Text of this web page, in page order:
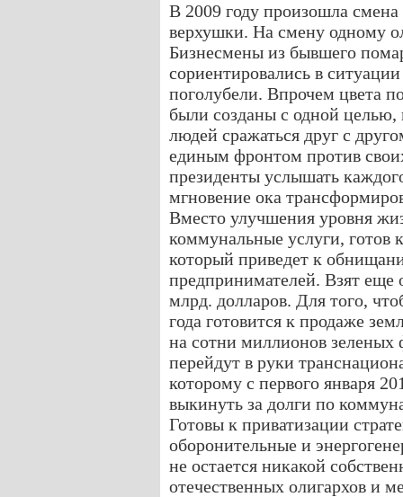
В 2009 году произошла
верхушки. На смену одному
Бизнесмены из бывшего
сориентировались в
поголубели. Впрочем цвета
были созданы с одной целью,
людей сражаться друг с
единым фронтом против
президенты услышать
мгновение ока
Вместо улучшения уровня
коммунальные услуги, готов
который приведет к
предпринимателей. Взят
млрд. долларов. Для того,
года готовится к продаже
на сотни миллионов
перейдут в руки
которому с первого января
выкинуть за долги по
Готовы к приватизации
оборонительные и
не остается никакой
отечественных олигархов и